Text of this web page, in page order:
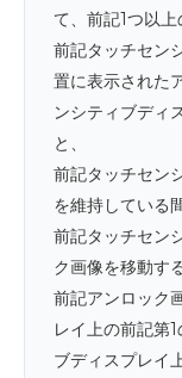
て、前記1つ以上
前記タッチセン
置に表示された
ンシティブディ
と、
前記タッチセン
を維持している
前記タッチセン
ク画像を移動す
前記アンロック
レイ上の前記第
ブディスプレイ